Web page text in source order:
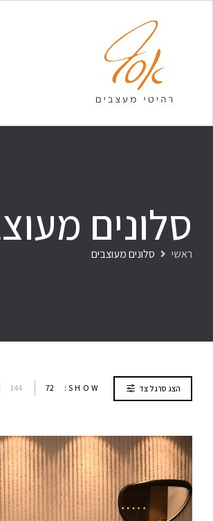
סלונים
ראשי סלונים מעוצבים
הצג סרגל צד SHOW:
72
144